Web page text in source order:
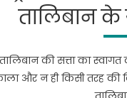
तालिबान
की सत्ता का
और न ही किसी तरह की